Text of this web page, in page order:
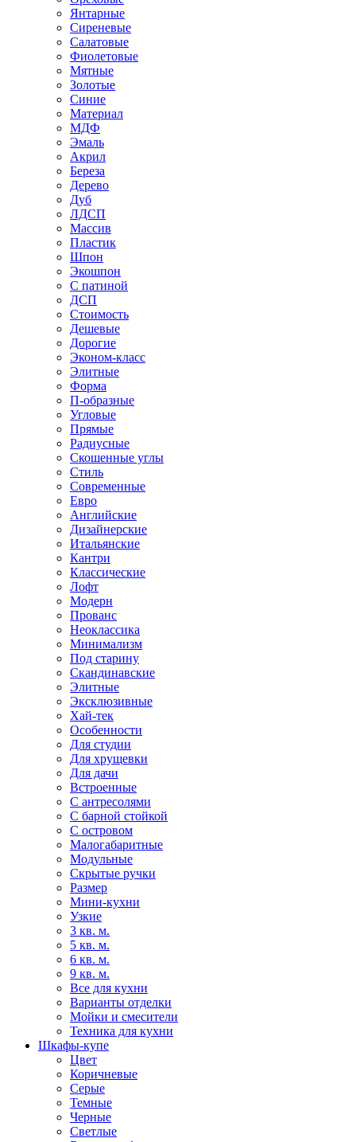
Янтарные
Сиреневые
Салатовые
Фиолетовые
Мятные
Золотые
Синие
Материал
МДФ
Эмаль
Акрил
Береза
Дерево
Дуб
ЛДСП
Массив
Пластик
Шпон
Экошпон
С патиной
ДСП
Стоимость
Дешевые
Дорогие
Эконом-класс
Элитные
Форма
П-образные
Угловые
Прямые
Радиусные
Скошенные углы
Стиль
Современные
Евро
Английские
Дизайнерские
Итальянские
Кантри
Классические
Лофт
Модерн
Прованс
Неоклассика
Минимализм
Под старину
Скандинавские
Элитные
Эксклюзивные
Хай-тек
Особенности
Для студии
Для хрущевки
Для дачи
Встроенные
С антресолями
С барной стойкой
С островом
Малогабаритные
Модульные
Скрытые ручки
Размер
Мини-кухни
Узкие
3 кв. м.
5 кв. м.
6 кв. м.
9 кв. м.
Все для кухни
Варианты отделки
Мойки и смесители
Техника для кухни
Шкафы-купе
Цвет
Коричневые
Серые
Темные
Черные
Светлые